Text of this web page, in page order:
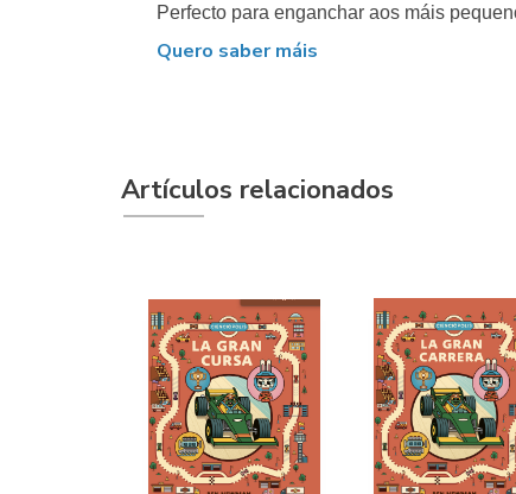
Perfecto para enganchar aos máis
Quero saber máis
Artículos relacionados